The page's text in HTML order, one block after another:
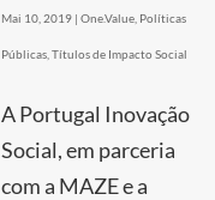
Mai 10, 2019 | One.Value Políticas
Públicas Títulos de Impacto Social
A Portugal Inovação
Social, em parceria
com a MAZE e a